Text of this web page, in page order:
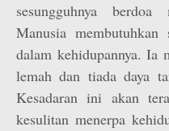
sesungguhnya
Manusia
dalam kehidupannya. Ia
lemah dan tiada daya
Kesadaran ini akan
kesulitan menerpa